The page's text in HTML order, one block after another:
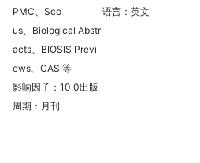
PMC、Sco
us、Biological Abstr
acts、BIOSIS Previ
ews、CAS 等
影响因子：10.0出版
周期：月刊
语言：英文